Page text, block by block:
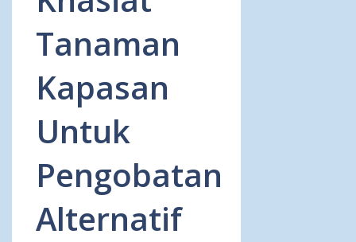
Tanaman
Kapasan
Untuk
Pengobatan
Alternatif